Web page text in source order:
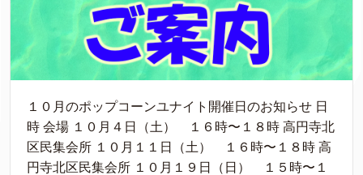
１０月のポップコーンユナイト開催日のお知らせ 日
時 会場 １０月４日（土） １６時〜１８時 高円寺北
区民集会所 １０月１１日（土） １６時〜１８時 高
円寺北区民集会所 １０月１９日（日） １５時〜１